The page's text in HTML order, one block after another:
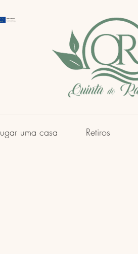
uma casa Retiros